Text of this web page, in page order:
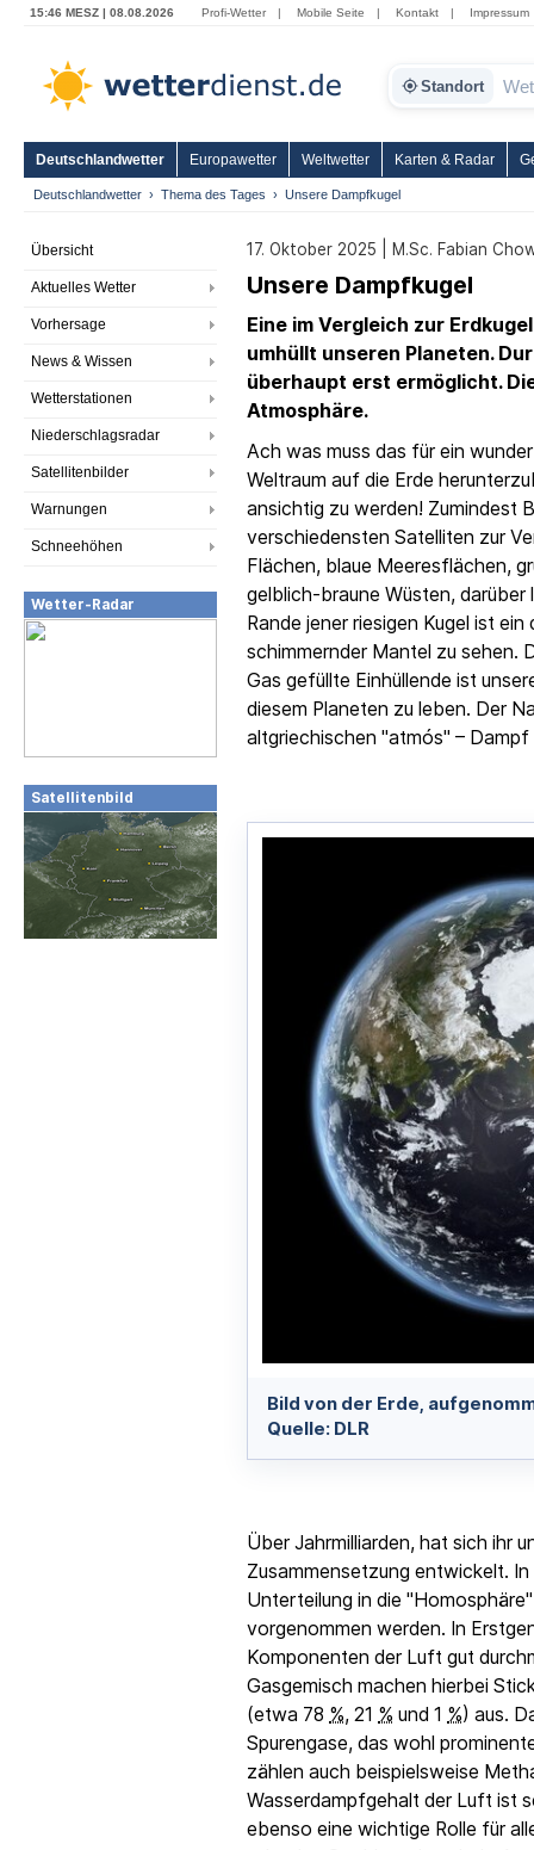
15:46 MESZ | 08.08.2026 Profi-Wetter | Mobile Seite | Kontakt | Impressum
Standort
Deutschlandwetter Europawetter Weltwetter Karten & Radar
Deutschlandwetter Thema des Tages Unsere Dampfkugel
Übersicht
Aktuelles Wetter
Vorhersage
News & Wissen
Wetterstationen
Niederschlagsradar
Satellitenbilder
Warnungen
Schneehöhen
Wetter-Radar
Satellitenbild
17. Oktober 2025 | M.Sc. Fabian
Unsere Dampfkugel
Eine im Vergleich zur
umhüllt unseren Planeten.
überhaupt erst ermöglicht.
Atmosphäre.
Ach was muss das für ein
Weltraum auf die Erde
ansichtig zu werden! Zumindest
verschiedensten Satelliten zur
Flächen, blaue Meeresflächen,
gelblich-braune Wüsten,
Rande jener riesigen Kugel ist
schimmernder Mantel zu sehen.
Gas gefüllte Einhüllende ist
diesem Planeten zu leben. Der
altgriechischen "atmós" – Dampf
Bild von der Erde,
Quelle: DLR
Über Jahrmilliarden, hat sich ihr
Zusammensetzung entwickelt.
Unterteilung in die
vorgenommen werden. In
Komponenten der Luft gut
Gasgemisch machen hierbei
(etwa 78 %, 21 % und 1 %) aus.
Spurengase, das wohl
zählen auch beispielsweise
Wasserdampfgehalt der Luft ist
ebenso eine wichtige Rolle für